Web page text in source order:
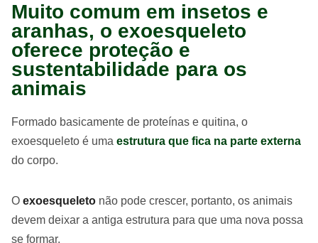
Muito comum em insetos e
aranhas, o exoesqueleto
oferece proteção e
sustentabilidade para os
animais
Formado basicamente de proteínas e quitina, o
exoesqueleto é uma estrutura que fica na parte externa
do corpo.
O exoesqueleto não pode crescer, portanto, os animais
devem deixar a antiga estrutura para que uma nova possa
se formar.